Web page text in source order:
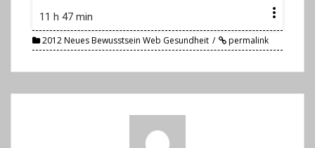
11 h 47 min
2012 Neues Bewusstsein Web Gesundheit permalink